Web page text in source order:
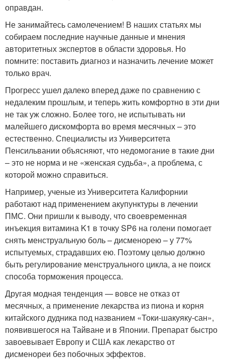
оправдан.
Не занимайтесь самолечением! В наших статьях мы
собираем последние научные данные и мнения
авторитетных экспертов в области здоровья. Но
помните: поставить диагноз и назначить лечение может
только врач.
Прогресс ушел далеко вперед даже по сравнению с
недалеким прошлым, и теперь жить комфортно в эти дни
не так уж сложно. Более того, не испытывать ни
малейшего дискомфорта во время месячных – это
естественно. Специалисты из Университета
Пенсильвании объясняют, что недомогание в такие дни
– это не норма и не «женская судьба», а проблема, с
которой можно справиться.
Например, ученые из Университета Калифорнии
работают над применением акупунктуры в лечении
ПМС. Они пришли к выводу, что своевременная
инъекция витамина K1 в точку SP6 на голени помогает
снять менструальную боль – дисменорею – у 77%
испытуемых, страдавших ею. Поэтому целью должно
быть регулирование менструального цикла, а не поиск
способа торможения процесса.
Другая модная тенденция — вовсе не отказ от
месячных, а применение лекарства из пиона и корня
китайского дудника под названием «Токи-шакуяку-сан»,
появившегося на Тайване и в Японии. Препарат быстро
завоевывает Европу и США как лекарство от
дисменореи без побочных эффектов.